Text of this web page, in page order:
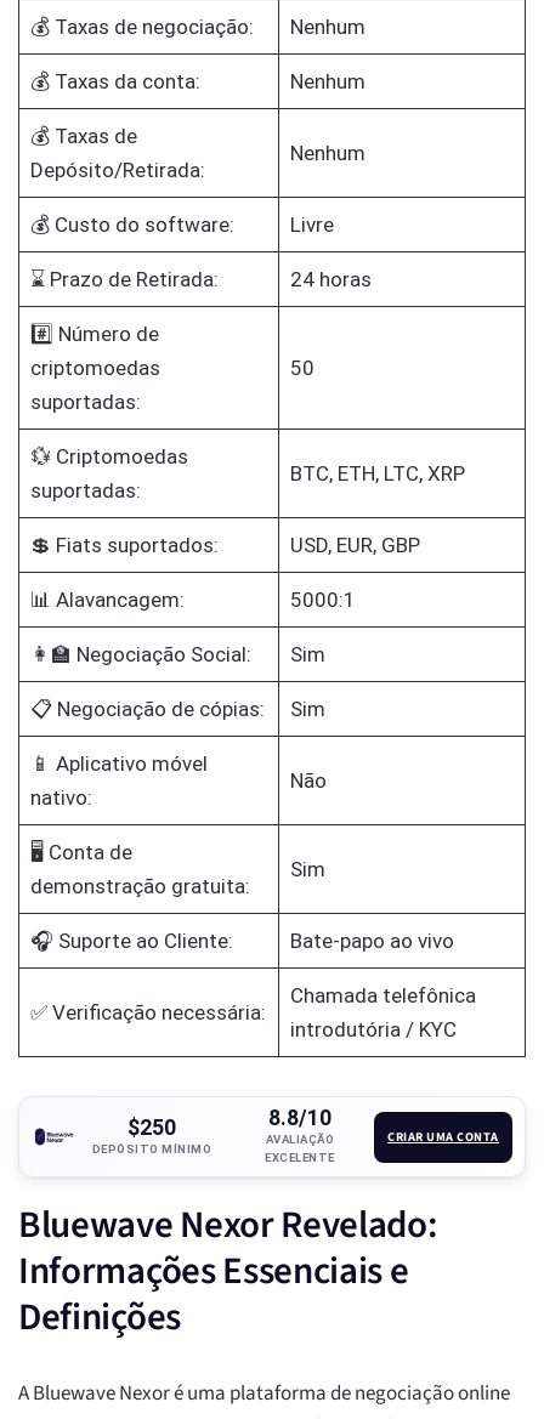
💰 Taxas de negociação: Nenhum
💰 Taxas da conta: Nenhum
💰 Taxas de
Depósito/Retirada:
Nenhum
💰 Custo do software: Livre
⌛ Prazo de Retirada: 24 horas
#️⃣ Número de
criptomoedas
suportadas:
50
💱 Criptomoedas
suportadas:
BTC, ETH, LTC, XRP
💲 Fiats suportados: USD, EUR, GBP
📊 Alavancagem: 5000:1
👩‍🏫 Negociação Social: Sim
📋 Negociação de cópias: Sim
📱 Aplicativo móvel
nativo:
Não
🖥️ Conta de
demonstração gratuita:
Sim
🎧 Suporte ao Cliente: Bate-papo ao vivo
✅ Verificação necessária:
Chamada telefônica
introdutória / KYC
$250
DEPÓSITO MÍNIMO
8.8/10
AVALIAÇÃO
EXCELENTE
CRIAR UMA CONTA
Bluewave Nexor Revelado:
Informações Essenciais e
Definições
A Bluewave Nexor é uma plataforma de negociação online